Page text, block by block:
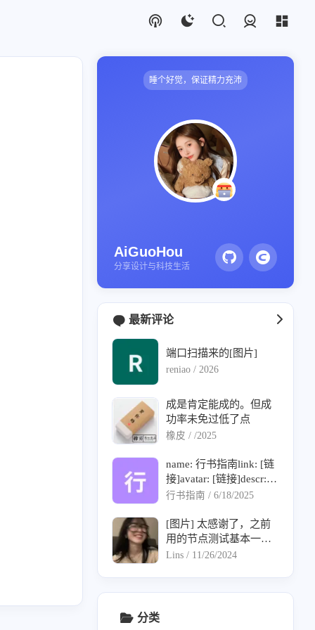
睡个好觉，保证精力充沛
AiGuoHou
分享设计与科技生活
最新评论
端口扫描来的[图片]
reniao / 2026
成是肯定能成的。但成
功率未免过低了点
橡皮 //2025
name: 行书指南link: [链
接]avatar: [链接]descr:
科学上网教程及软件资
软件推荐，浅显易懂的
使用教程。在这里发现
与掌握前沿技术。
行书指南 /6/18/2025
[图片] 太感谢了，之前
用的节点测试基本一篇
红。现在用官方优选基
Lins / 11/26/2024
分类